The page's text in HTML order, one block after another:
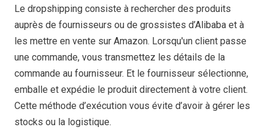
Le dropshipping consiste à rechercher des produits
auprès de fournisseurs ou de grossistes d’Alibaba et à
les mettre en vente sur Amazon. Lorsqu'un client passe
une commande, vous transmettez les détails de la
commande au fournisseur. Et le fournisseur sélectionne,
emballe et expédie le produit directement à votre client.
Cette méthode d’exécution vous évite d’avoir à gérer les
stocks ou la logistique.